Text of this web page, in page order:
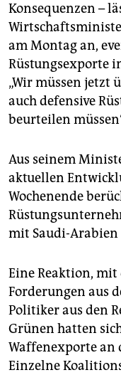
genossenschaft
epaper login
Konsequenzen –
am Montag an,
Rüstungsexporte
„Wir müssen jetzt
auch defensive
beurteilen
Aus seinem
aktuellen
Wochenende
mit Saudi-Arabien
Eine Reaktion,
Forderungen aus
Politiker aus den
Grünen hatten
Waffenexporte an
Einzelne